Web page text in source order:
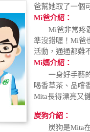
爸幫她取了一個
Mi爸介紹：
Mi爸非常疼愛
準沒錯喔！Mi爸
活動，通通都難
Mi媽介紹：
一身好手藝的
喝香草茶、品嚐
Mita長得漂亮又
炭狗介紹：
炭狗是Mita在